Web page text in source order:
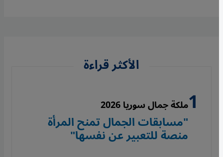
الأكثر قراءة
ملكة جمال سوريا 2026
"مسابقات الجمال تمنح المرأة
منصة للتعبير عن نفسها"